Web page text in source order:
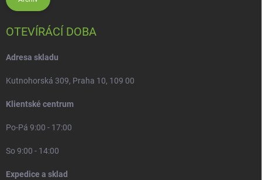
OTEVÍRÁCÍ DOBA
Adresa skladu
Kutnohorská 309, Praha 10, 109 00
Klientské centrum
Po-Pá 9:00 - 17:00
So 9:00 - 14:00
Expedice a sklad